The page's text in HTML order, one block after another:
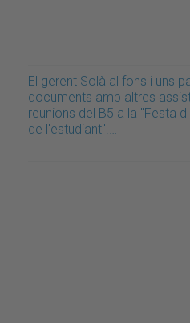
El gerent Solà al fons i uns
documents amb altres
reunions del B5 a la "Festa
de l'estudiant".…